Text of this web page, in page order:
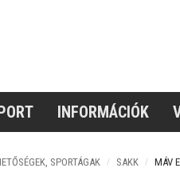
INFORMÁCIÓK
SPORTÁGAK SAKK MÁV